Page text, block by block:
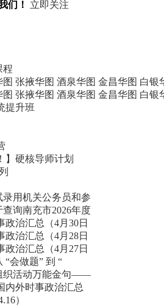
们！ 立即关注
程
张掖华图 酒泉华图 金昌华图 白银
张掖华图 酒泉华图 金昌华图 白银
提升班
】硬核导师计划
录用机关公务员和参
询南充市2026年度
政治汇总（4月30日
政治汇总（4月28日
政治汇总（4月27日
“会做题” 到 “
织活动万能金句——
内外时事政治汇总
）